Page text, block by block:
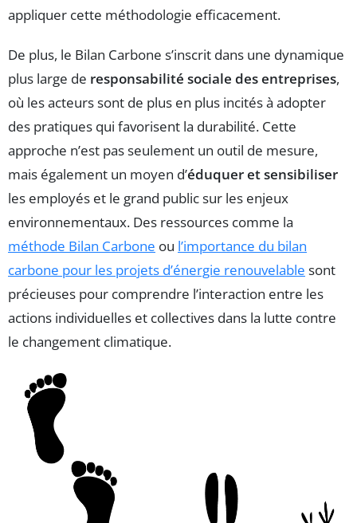
appliquer cette méthodologie efficacement.
De plus, le Bilan Carbone s’inscrit dans une dynamique
plus large de responsabilité sociale des entreprises,
où les acteurs sont de plus en plus incités à adopter
des pratiques qui favorisent la durabilité. Cette
approche n’est pas seulement un outil de mesure,
mais également un moyen d’éduquer et sensibiliser
les employés et le grand public sur les enjeux
environnementaux. Des ressources comme la
méthode Bilan Carbone ou l’importance du bilan
carbone pour les projets d’énergie renouvelable sont
précieuses pour comprendre l’interaction entre les
actions individuelles et collectives dans la lutte contre
le changement climatique.